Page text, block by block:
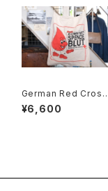
German Red Cross
cotton promotional
shoulder Bag
¥6,600